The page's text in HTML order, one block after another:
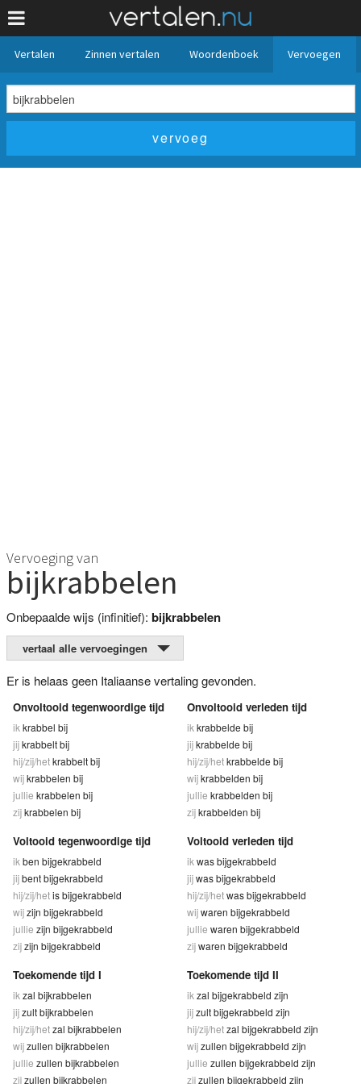
Vertalen Zinnen vertalen Woordenboek Vervoegen
Vervoeging van
bijkrabbelen
Onbepaalde wijs (infinitief): bijkrabbelen
vertaal alle vervoegingen
Er is helaas geen Italiaanse vertaling gevonden.
Onvoltooid tegenwoordige tijd
ik krabbel bij
jijkrabbelt bij
hij/zij/hetkrabbelt bij
wijkrabbelen bij
jullie krabbelen bij
zijkrabbelen bij
Onvoltooid verleden tijd
ik krabbelde bij
jijkrabbelde bij
hij/zij/hetkrabbelde bij
wijkrabbelden bij
jullie krabbelden bij
zijkrabbelden bij
Voltooid tegenwoordige tijd
ik ben bijgekrabbeld
jijbent bijgekrabbeld
hij/zij/hetis bijgekrabbeld
wijzijn bijgekrabbeld
jullie zijn bijgekrabbeld
zijzijn bijgekrabbeld
Voltooid verleden tijd
ik was bijgekrabbeld
jijwas bijgekrabbeld
hij/zij/hetwas bijgekrabbeld
wijwaren bijgekrabbeld
jullie waren bijgekrabbeld
zijwaren bijgekrabbeld
Toekomende tijd I
ik zal bijkrabbelen
jijzult bijkrabbelen
hij/zij/hetzal bijkrabbelen
wijzullen bijkrabbelen
jullie zullen bijkrabbelen
zijzullen bijkrabbelen
Toekomende tijd II
ik zal bijgekrabbeld zijn
jijzult bijgekrabbeld zijn
hij/zij/hetzal bijgekrabbeld zijn
wijzullen bijgekrabbeld zijn
jullie zullen bijgekrabbeld zijn
zijzullen bijgekrabbeld zijn